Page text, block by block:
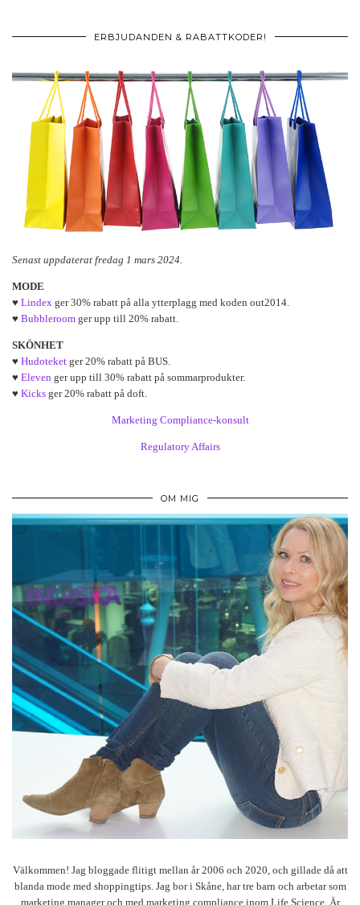
ERBJUDANDEN & RABATTKODER!
Senast uppdaterat fredag 1 mars 2024.
MODE
♥ Lindex ger 30% rabatt på alla ytterplagg med koden out2014.
♥ Bubbleroom ger upp till 20% rabatt.
SKÖNHET
♥ Hudoteket ger 20% rabatt på BUS.
♥ Eleven ger upp till 30% rabatt på sommarprodukter.
♥ Kicks ger 20% rabatt på doft.
Marketing Compliance-konsult
Regulatory Affairs
OM MIG
Välkommen! Jag bloggade flitigt mellan år 2006 och 2020, och gillade då att
blanda mode med shoppingtips. Jag bor i Skåne, har tre barn och arbetar som
marketing manager och med marketing compliance inom Life Science. Är